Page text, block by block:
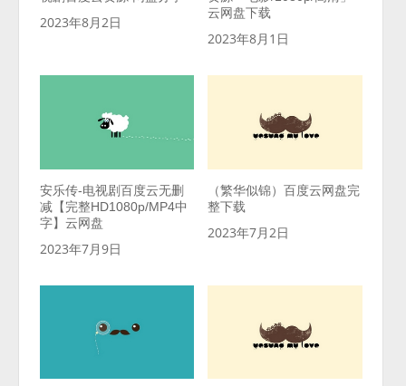
2023年8月2日
云网盘下载
2023年8月1日
安乐传-电视剧百度云无删
减【完整HD1080p/MP4中
字】云网盘
2023年7月9日
（繁华似锦）百度云网盘完
整下载
2023年7月2日